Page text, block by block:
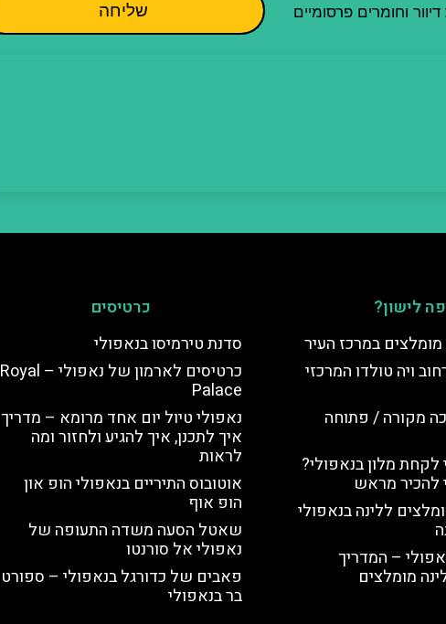
וחומרים פרסומיים שליחה
לישון?
מומלצים במרכז העיר
ויה טולדו המרכזי
מקורה / פתוחה
מלון בנאפולי?
להכיר מראש
ללינה בנאפולי
– המדריך
מומלצים
כרטיסים
סדנת טירמיסו בנאפולי
כרטיסים לארמון של נאפולי – Royal
Palace
נאפולי טיול יום אחד מרומא – מדריך
איך לתכנן, איך להגיע ולחזור ומה
לראות
אוטובוס התיריים בנאפולי הופ און
הופ אוף
שאטל הסעה משדה התעופה של
נאפולי אל סורנטו
פאבים של כדורגל בנאפולי – ספורט
בר בנאפולי